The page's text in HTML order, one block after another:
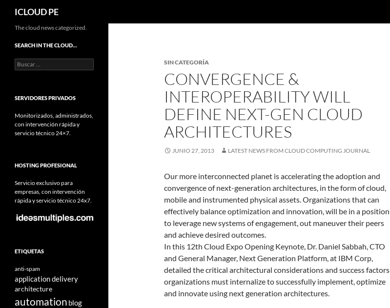
Saltar
contenido
ICLOUD PE
SIN CATEGORÍA
CONVERGENCE &
INTEROPERABILITY WILL
DEFINE NEXT-GEN CLOUD
ARCHITECTURES
JUNIO 27, 2013 LATEST NEWS FROM CLOUD COMPUTING JOURNAL
Our more interconnected planet is accelerating the adoption and
convergence of next-generation architectures, in the form of cloud,
mobile and instrumented physical assets. Organizations that can
effectively balance optimization and innovation, will be in a position
to leverage new systems of engagement, out maneuver their peers
and achieve desired outcomes.
In this 12th Cloud Expo Opening Keynote, Dr. Daniel Sabbah, CTO
and General Manager, Next Generation Platform, at IBM Corp,
detailed the critical architectural considerations and success factors
organizations must internalize to successfully implement, optimize
and innovate using next generation architectures.
The cloud news categorized.
SEARCH IN THE CLOUD…
Buscar:
SERVIDORES PRIVADOS
Monitorizados, administrados,
con intervención rápida y
servicio técnico 24×7.
HOSTING PROFESIONAL
Servicio exclusivo para
empresas, con intervención
rápida y servicio técnico 24x7.
ETIQUETAS
anti-spam
application delivery
architecture
automation blog